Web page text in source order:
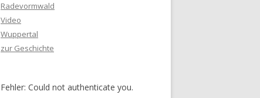
Radevormwald
Video
Wuppertal
zur Geschichte
Fehler: Could not authenticate you.